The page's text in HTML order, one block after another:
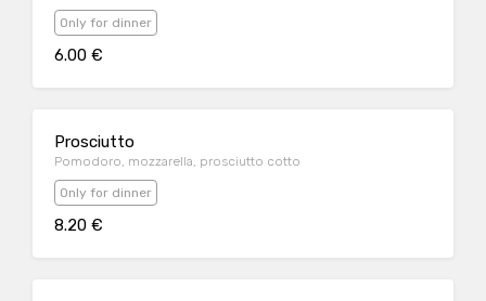
Only for dinner
6.00 €
Prosciutto
Pomodoro, mozzarella, prosciutto cotto
Only for dinner
8.20 €